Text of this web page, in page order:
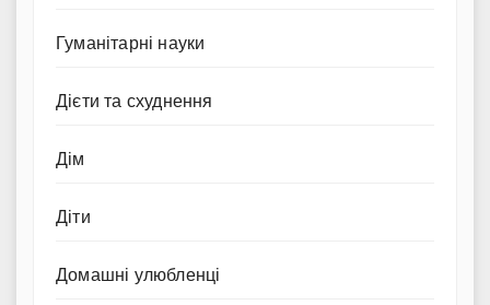
Гуманітарні науки
Дієти та схуднення
Дім
Діти
Домашні улюбленці